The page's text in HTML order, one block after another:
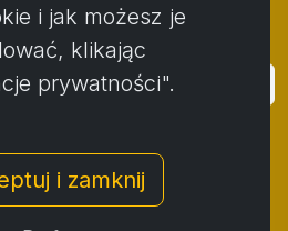
- 2026 Activstar
Zaloguj się
/ Polityka prywatności
skarg / Protokół reklamacji
i jak możesz je
klikając
prywatności".
i zamknij